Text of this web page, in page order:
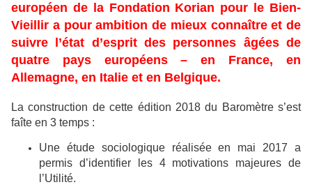
européen de la Fondation Korian pour le Bien-
Vieillir a pour ambition de mieux connaître et de
suivre l’état d’esprit des personnes âgées de
quatre pays européens – en France, en
Allemagne, en Italie et en Belgique.
La construction de cette édition 2018 du Baromètre s’est
faîte en 3 temps :
Une étude sociologique réalisée en mai 2017 a
permis d’identifier les 4 motivations majeures de
l’Utilité.